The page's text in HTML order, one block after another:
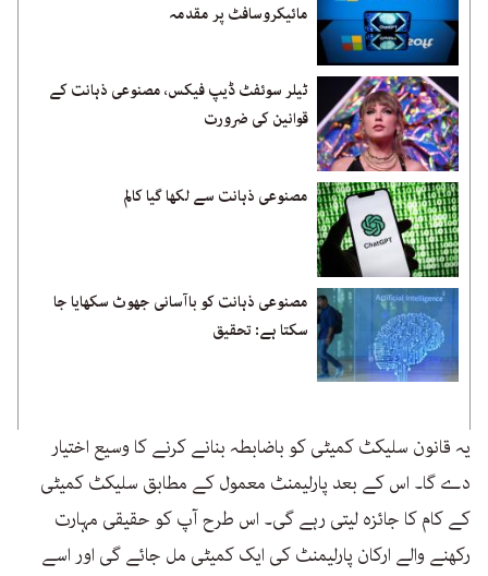
مائیکروسافٹ پر مقدمہ
ٹیلر سوئفٹ ڈیپ فیکس، مصنوعی ذہانت کے
قوانین کی ضرورت
مصنوعی ذہانت سے لکھا گیا کالم
مصنوعی ذہانت کو باآسانی جھوٹ سکھایا جا
سکتا ہے: تحقیق
یہ قانون سلیکٹ کمیٹی کو باضابطہ بنانے کرنے کا وسیع اختیار
دے گا۔ اس کے بعد پارلیمنٹ معمول کے مطابق سلیکٹ کمیٹی
کے کام کا جائزہ لیتی رہے گی۔ اس طرح آپ کو حقیقی مہارت
رکھنے والے ارکان پارلیمنٹ کی ایک کمیٹی مل جائے گی اور اسے